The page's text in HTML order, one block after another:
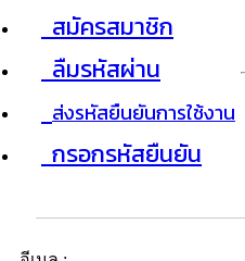
สมัครสมาชิก
ลืมรหัสผ่าน
ส่งรหัสยืนยันการใช้งาน
กรอกรหัสยืนยัน